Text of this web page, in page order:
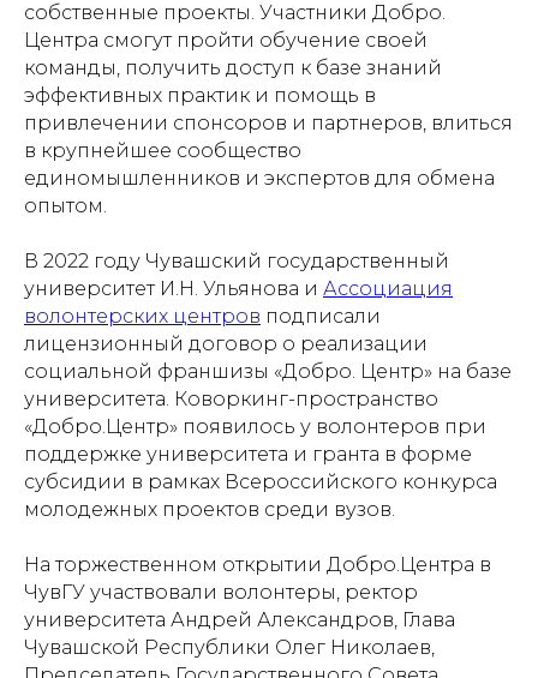
собственные проекты. Участники Добро.
Центра смогут пройти обучение своей
команды, получить доступ к базе знаний
эффективных практик и помощь в
привлечении спонсоров и партнеров, влиться
в крупнейшее сообщество
единомышленников и экспертов для обмена
опытом.
В 2022 году Чувашский государственный
университет И.Н. Ульянова и Ассоциация
волонтерских центров подписали
лицензионный договор о реализации
социальной франшизы «Добро. Центр» на базе
университета. Коворкинг-пространство
«Добро.Центр» появилось у волонтеров при
поддержке университета и гранта в форме
субсидии в рамках Всероссийского конкурса
молодежных проектов среди вузов.
На торжественном открытии Добро.Центра в
ЧувГУ участвовали волонтеры, ректор
университета Андрей Александров, Глава
Чувашской Республики Олег Николаев,